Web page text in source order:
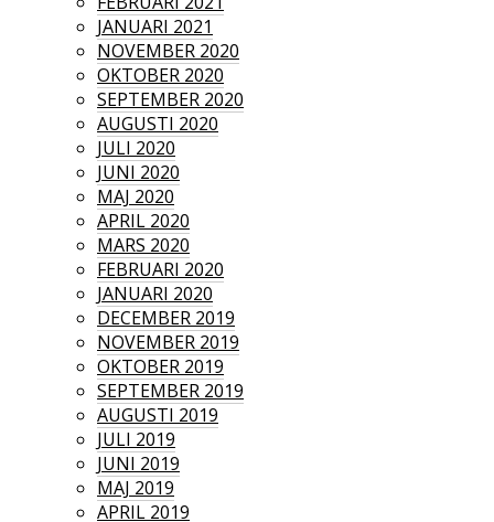
JANUARI 2021
NOVEMBER 2020
OKTOBER 2020
SEPTEMBER 2020
AUGUSTI 2020
JULI 2020
JUNI 2020
MAJ 2020
APRIL 2020
MARS 2020
FEBRUARI 2020
JANUARI 2020
DECEMBER 2019
NOVEMBER 2019
OKTOBER 2019
SEPTEMBER 2019
AUGUSTI 2019
JULI 2019
JUNI 2019
MAJ 2019
APRIL 2019